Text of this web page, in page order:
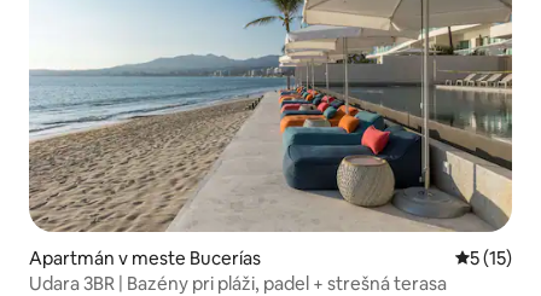
Apartmán v meste Bucerías
5 (15)
Udara 3BR | Bazény pri pláži, padel + strešná terasa